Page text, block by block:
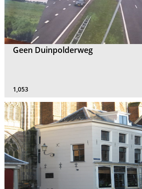
Geen Duinpolderweg
1,053